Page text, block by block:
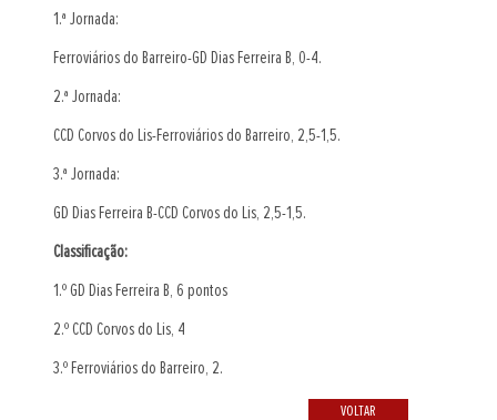
1.ª Jornada:
Ferroviários do Barreiro-GD Dias Ferreira B, 0-4.
2.ª Jornada:
CCD Corvos do Lis-Ferroviários do Barreiro, 2,5-1,5.
3.ª Jornada:
GD Dias Ferreira B-CCD Corvos do Lis, 2,5-1,5.
Classificação:
1.º GD Dias Ferreira B, 6 pontos
2.º CCD Corvos do Lis, 4
3.º Ferroviários do Barreiro, 2.
VOLTAR